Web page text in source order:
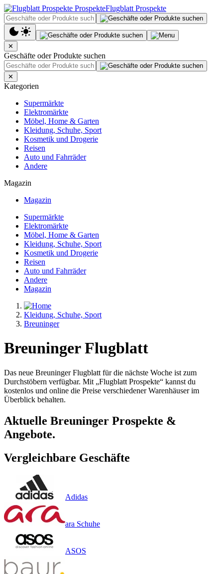
Flugblatt Prospekte
✕
Geschäfte oder Produkte suchen
✕
Kategorien
Supermärkte
Elektromärkte
Möbel, Home & Garten
Kleidung, Schuhe, Sport
Kosmetik und Drogerie
Reisen
Auto und Fahrräder
Andere
Magazin
Magazin
Supermärkte
Elektromärkte
Möbel, Home & Garten
Kleidung, Schuhe, Sport
Kosmetik und Drogerie
Reisen
Auto und Fahrräder
Andere
Magazin
Kleidung, Schuhe, Sport
Breuninger
Breuninger Flugblatt
Das neue Breuninger Flugblatt für die nächste Woche ist zum
Durchstöbern verfügbar. Mit „Flugblatt Prospekte“ kannst du
kostenlos und online die Preise verschiedener Warenhäuser im
Überblick behalten.
Aktuelle Breuninger Prospekte &
Angebote.
Vergleichbare Geschäfte
Adidas
ara Schuhe
ASOS